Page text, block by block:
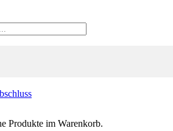
Produkte im Warenkorb.